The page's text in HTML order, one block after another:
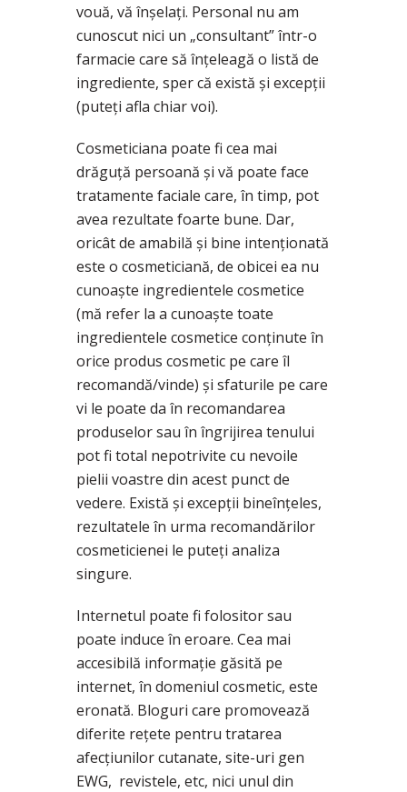
vouă, vă înșelați. Personal nu am
cunoscut nici un „consultant” într-o
farmacie care să înțeleagă o listă de
ingrediente, sper că există și excepții
(puteți afla chiar voi).
Cosmeticiana poate fi cea mai
drăguță persoană și vă poate face
tratamente faciale care, în timp, pot
avea rezultate foarte bune. Dar,
oricât de amabilă și bine intenționată
este o cosmeticiană, de obicei ea nu
cunoaște ingredientele cosmetice
(mă refer la a cunoaște toate
ingredientele cosmetice conținute în
orice produs cosmetic pe care îl
recomandă/vinde) și sfaturile pe care
vi le poate da în recomandarea
produselor sau în îngrijirea tenului
pot fi total nepotrivite cu nevoile
pielii voastre din acest punct de
vedere. Există și excepții bineînțeles,
rezultatele în urma recomandărilor
cosmeticienei le puteți analiza
singure.
Internetul poate fi folositor sau
poate induce în eroare. Cea mai
accesibilă informație găsită pe
internet, în domeniul cosmetic, este
eronată. Bloguri care promovează
diferite rețete pentru tratarea
afecțiunilor cutanate, site-uri gen
EWG, revistele, etc, nici unul din